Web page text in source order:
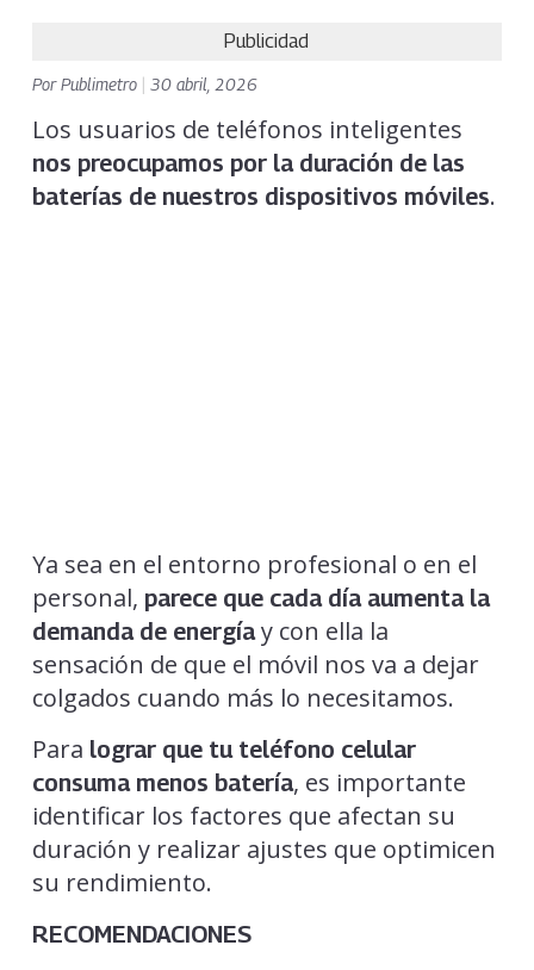
Publicidad
PorPublimetro 30 abril, 2026
Los usuarios de teléfonos inteligentes
nos preocupamos por la duración de las
baterías de nuestros dispositivos móviles.
Ya sea en el entorno profesional o en el
personal, parece que cada día aumenta la
demanda de energíay con ella la
sensación de que el móvil nos va a dejar
colgados cuando más lo necesitamos.
Para lograr que tu teléfono celular
consuma menos batería, es importante
identificar los factores que afectan su
duración y realizar ajustes que optimicen
su rendimiento.
RECOMENDACIONES